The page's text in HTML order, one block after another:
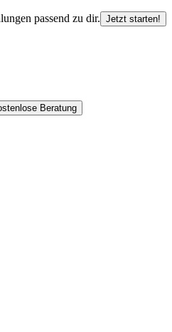
passend zu dir. Jetzt starten!
Beratung